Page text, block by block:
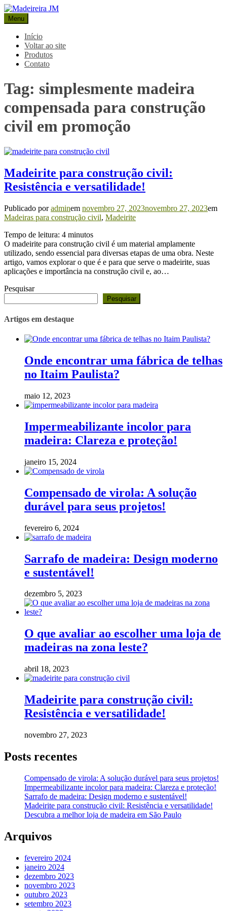
Pular
para
o
conteúdo
Madeireira JM
Blog Madeireira JM
Menu
Início
Voltar ao site
Produtos
Contato
Tag: simplesmente madeira
compensada para construção
civil em promoção
Madeirite para construção civil:
Resistência e versatilidade!
Publicado poradminem novembro 27, 2023novembro 27, 2023em
Madeiras para construção civil, Madeirite
Tempo de leitura: 4 minutos
O madeirite para construção civil é um material amplamente
utilizado, sendo essencial para diversas etapas de uma obra. Neste
artigo, vamos explorar o que é e para que serve o madeirite, suas
aplicações e importância na construção civil e, ao…
Pesquisar
Pesquisar
Artigos em destaque
Onde encontrar uma fábrica de telhas
no Itaim Paulista?
maio 12, 2023
Impermeabilizante incolor para
madeira: Clareza e proteção!
janeiro 15, 2024
Compensado de virola: A solução
durável para seus projetos!
fevereiro 6, 2024
Sarrafo de madeira: Design moderno
e sustentável!
dezembro 5, 2023
O que avaliar ao escolher uma loja de
madeiras na zona leste?
abril 18, 2023
Madeirite para construção civil:
Resistência e versatilidade!
novembro 27, 2023
Posts recentes
Compensado de virola: A solução durável para seus projetos!
Impermeabilizante incolor para madeira: Clareza e proteção!
Sarrafo de madeira: Design moderno e sustentável!
Madeirite para construção civil: Resistência e versatilidade!
Descubra a melhor loja de madeira em São Paulo
Arquivos
fevereiro 2024
janeiro 2024
dezembro 2023
novembro 2023
outubro 2023
setembro 2023